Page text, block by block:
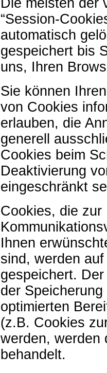
Die meisten der
“Session-
automatisch
gespeichert bis
uns, Ihren
Sie können
von Cookies
erlauben, die
generell
Cookies beim
Deaktivierung
eingeschränkt
Cookies, die zur
Ihnen
sind, werden
gespeichert.
der
optimierten
(z.B. Cookies
werden, werden
behandelt.